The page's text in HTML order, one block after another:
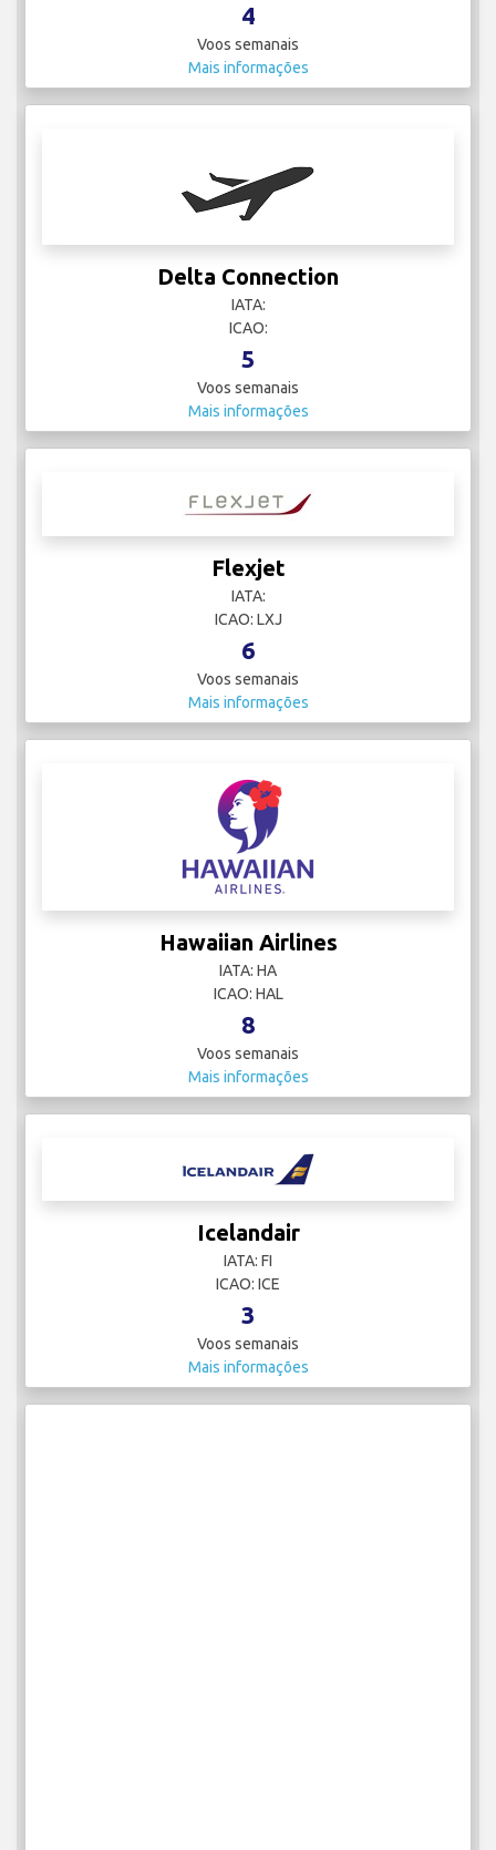
4
Voos semanais
Mais informações
Delta Connection
IATA:
ICAO:
5
Voos semanais
Mais informações
Flexjet
IATA:
ICAO: LXJ
6
Voos semanais
Mais informações
Hawaiian Airlines
IATA: HA
ICAO: HAL
8
Voos semanais
Mais informações
Icelandair
IATA: FI
ICAO: ICE
3
Voos semanais
Mais informações